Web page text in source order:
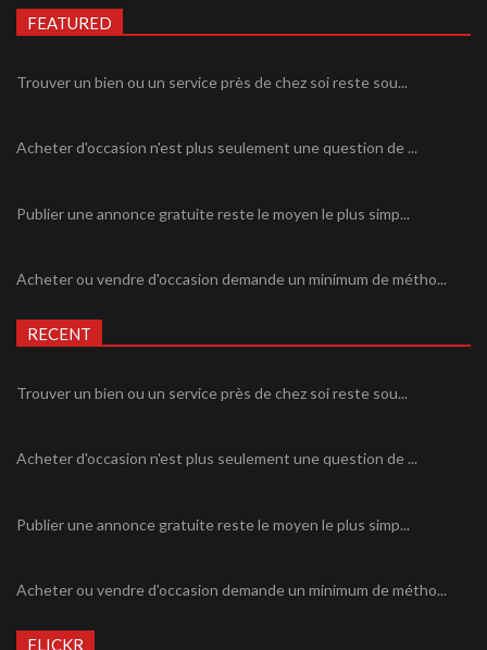
FEATURED
Trouver un bien ou un service près de chez soi reste sou...
Acheter d'occasion n'est plus seulement une question de ...
Publier une annonce gratuite reste le moyen le plus simp...
Acheter ou vendre d'occasion demande un minimum de métho...
RECENT
Trouver un bien ou un service près de chez soi reste sou...
Acheter d'occasion n'est plus seulement une question de ...
Publier une annonce gratuite reste le moyen le plus simp...
Acheter ou vendre d'occasion demande un minimum de métho...
FLICKR